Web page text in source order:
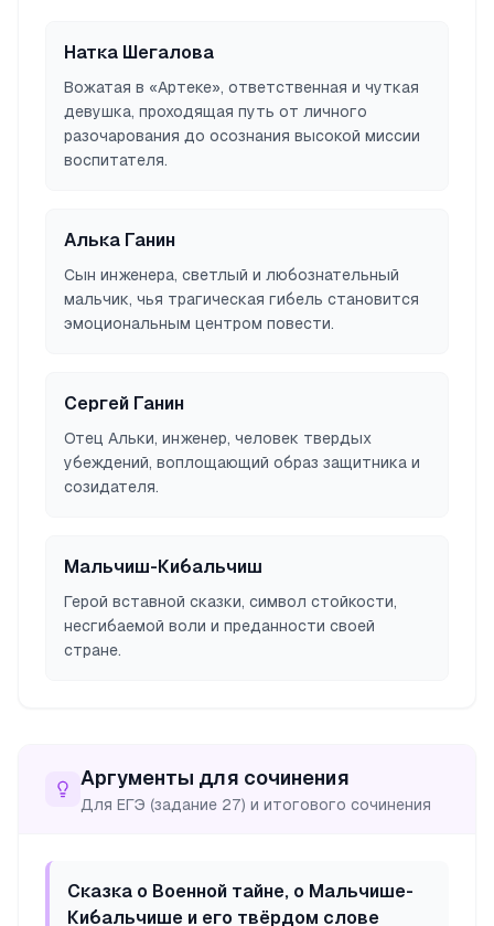
Натка Шегалова
Вожатая в «Артеке», ответственная и чуткая
девушка, проходящая путь от личного
разочарования до осознания высокой миссии
воспитателя.
Алька Ганин
Сын инженера, светлый и любознательный
мальчик, чья трагическая гибель становится
эмоциональным центром повести.
Сергей Ганин
Отец Альки, инженер, человек твердых
убеждений, воплощающий образ защитника и
созидателя.
Мальчиш-Кибальчиш
Герой вставной сказки, символ стойкости,
несгибаемой воли и преданности своей
стране.
Аргументы для сочинения
Для ЕГЭ (задание 27) и итогового сочинения
Сказка о Военной тайне, о Мальчише-
Кибальчише и его твёрдом слове